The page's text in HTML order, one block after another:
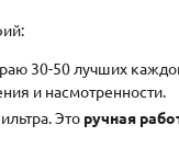
30-50 лучших
и насмотренности.
Это ручная